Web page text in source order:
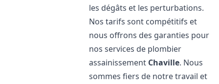
les dégâts et les perturbations.
Nos tarifs sont compétitifs et
nous offrons des garanties pour
nos services de plombier
assainissement Chaville. Nous
sommes fiers de notre travail et